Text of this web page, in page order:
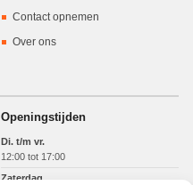
Contact opnemen
Over ons
Openingstijden
Di. t/m vr.
12:00 tot 17:00
Zaterdag